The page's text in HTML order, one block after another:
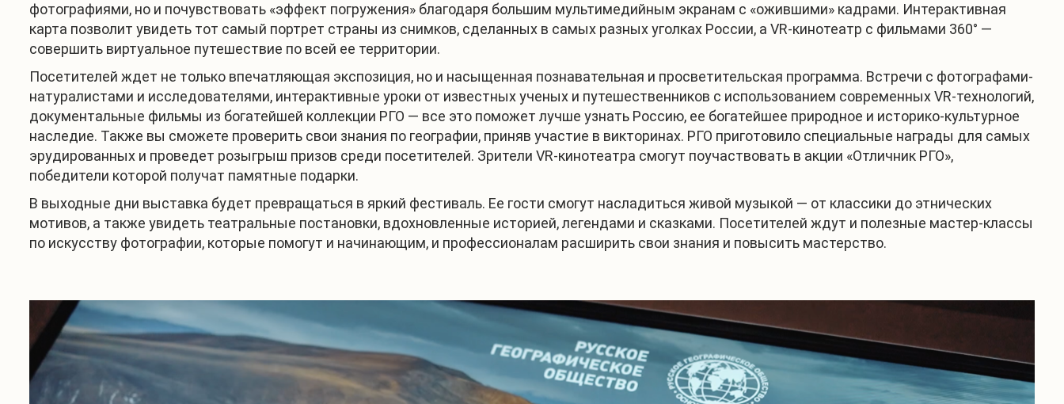
фотографиями, но и почувствовать «эффект погружения» благодаря большим мультимедийным экранам с «ожившими» кадрами. Интерактивная
карта позволит увидеть тот самый портрет страны из снимков, сделанных в самых разных уголках России, а VR-кинотеатр с фильмами 360° —
совершить виртуальное путешествие по всей ее территории.
Посетителей ждет не только впечатляющая экспозиция, но и насыщенная познавательная и просветительская программа. Встречи с фотографами-
натуралистами и исследователями, интерактивные уроки от известных ученых и путешественников с использованием современных VR-технологий,
документальные фильмы из богатейшей коллекции РГО — все это поможет лучше узнать Россию, ее богатейшее природное и историко-культурное
наследие. Также вы сможете проверить свои знания по географии, приняв участие в викторинах. РГО приготовило специальные награды для самых
эрудированных и проведет розыгрыш призов среди посетителей. Зрители VR-кинотеатра смогут поучаствовать в акции «Отличник РГО»,
победители которой получат памятные подарки.
В выходные дни выставка будет превращаться в яркий фестиваль. Ее гости смогут насладиться живой музыкой — от классики до этнических
мотивов, а также увидеть театральные постановки, вдохновленные историей, легендами и сказками. Посетителей ждут и полезные мастер-классы
по искусству фотографии, которые помогут и начинающим, и профессионалам расширить свои знания и повысить мастерство.